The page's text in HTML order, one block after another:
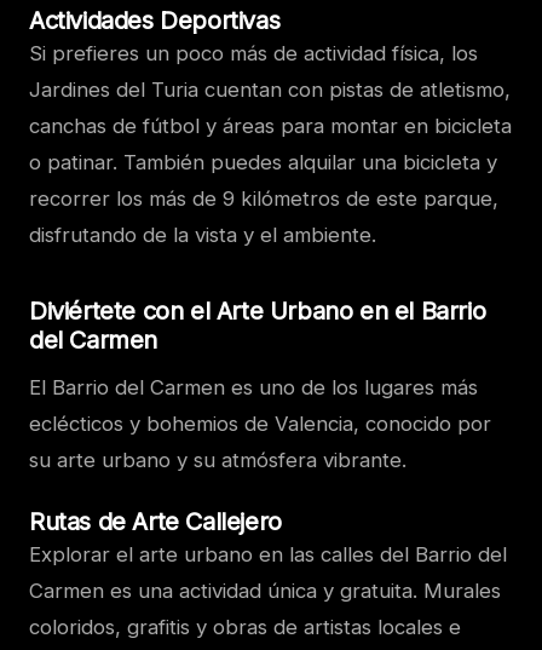
Actividades Deportivas
Si prefieres un poco más de actividad física, los
Jardines del Turia cuentan con pistas de atletismo,
canchas de fútbol y áreas para montar en bicicleta
o patinar. También puedes alquilar una bicicleta y
recorrer los más de 9 kilómetros de este parque,
disfrutando de la vista y el ambiente.
Diviértete con el Arte Urbano en el Barrio
del Carmen
El Barrio del Carmen es uno de los lugares más
eclécticos y bohemios de Valencia, conocido por
su arte urbano y su atmósfera vibrante.
Rutas de Arte Callejero
Explorar el arte urbano en las calles del Barrio del
Carmen es una actividad única y gratuita. Murales
coloridos, grafitis y obras de artistas locales e